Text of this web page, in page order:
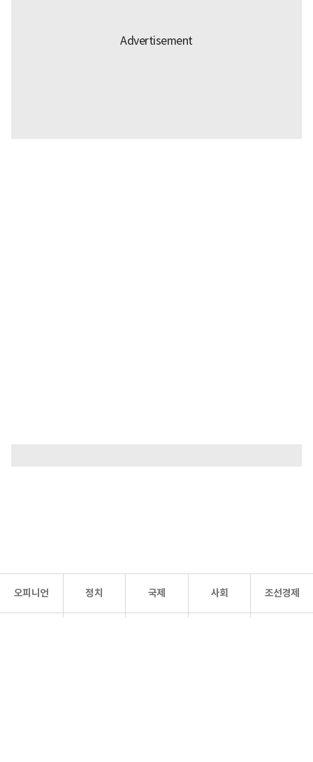
오피니언 정치 국제 사회 조선경제